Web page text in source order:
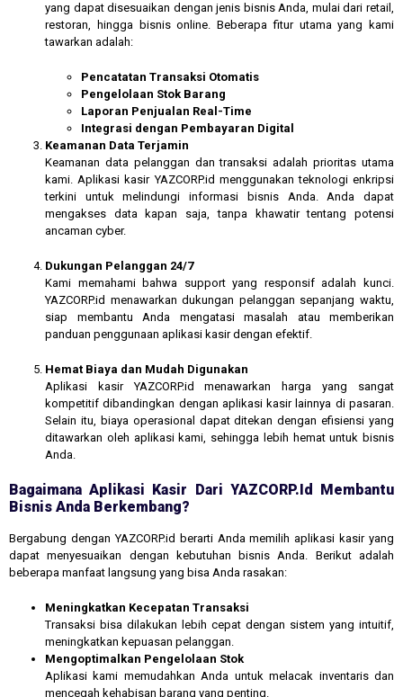
yang dapat disesuaikan dengan jenis bisnis Anda, mulai dari retail,
restoran, hingga bisnis online. Beberapa fitur utama yang kami
tawarkan adalah:
Pencatatan Transaksi Otomatis
Pengelolaan Stok Barang
Laporan Penjualan Real-Time
Integrasi dengan Pembayaran Digital
Keamanan Data Terjamin
Keamanan data pelanggan dan transaksi adalah prioritas utama
kami. Aplikasi kasir YAZCORP.id menggunakan teknologi enkripsi
terkini untuk melindungi informasi bisnis Anda. Anda dapat
mengakses data kapan saja, tanpa khawatir tentang potensi
ancaman cyber.
Dukungan Pelanggan 24/7
Kami memahami bahwa support yang responsif adalah kunci.
YAZCORP.id menawarkan dukungan pelanggan sepanjang waktu,
siap membantu Anda mengatasi masalah atau memberikan
panduan penggunaan aplikasi kasir dengan efektif.
Hemat Biaya dan Mudah Digunakan
Aplikasi kasir YAZCORP.id menawarkan harga yang sangat
kompetitif dibandingkan dengan aplikasi kasir lainnya di pasaran.
Selain itu, biaya operasional dapat ditekan dengan efisiensi yang
ditawarkan oleh aplikasi kami, sehingga lebih hemat untuk bisnis
Anda.
Bagaimana Aplikasi Kasir Dari YAZCORP.id Membantu
Bisnis Anda Berkembang?
Bergabung dengan YAZCORP.id berarti Anda memilih aplikasi kasir yang
dapat menyesuaikan dengan kebutuhan bisnis Anda. Berikut adalah
beberapa manfaat langsung yang bisa Anda rasakan:
Meningkatkan Kecepatan Transaksi
Transaksi bisa dilakukan lebih cepat dengan sistem yang intuitif,
meningkatkan kepuasan pelanggan.
Mengoptimalkan Pengelolaan Stok
Aplikasi kami memudahkan Anda untuk melacak inventaris dan
mencegah kehabisan barang yang penting.